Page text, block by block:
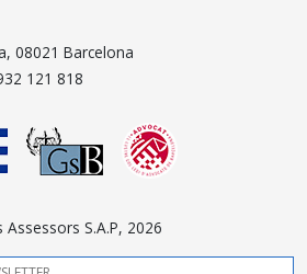
08021 Barcelona
121 818
S.A.P, 2026